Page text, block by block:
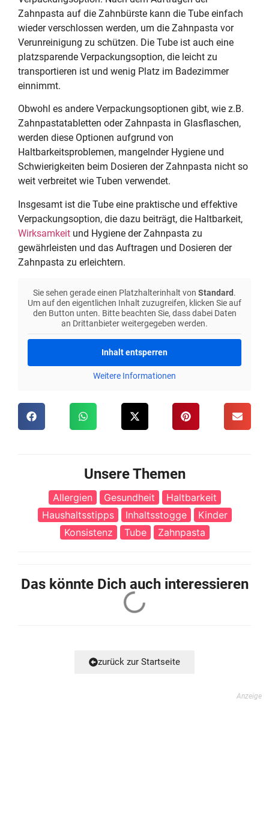
Zahnpasta auf die Zahnbürste kann die Tube einfach
wieder verschlossen werden, um die Zahnpasta vor
Verunreinigung zu schützen. Die Tube ist auch eine
platzsparende Verpackungsoption, die leicht zu
transportieren ist und wenig Platz im Badezimmer
einnimmt.
Obwohl es andere Verpackungsoptionen gibt, wie z.B.
Zahnpastatabletten oder Zahnpasta in Glasflaschen,
werden diese Optionen aufgrund von
Haltbarkeitsproblemen, mangelnder Hygiene und
Schwierigkeiten beim Dosieren der Zahnpasta nicht so
weit verbreitet wie Tuben verwendet.
Insgesamt ist die Tube eine praktische und effektive
Verpackungsoption, die dazu beiträgt, die Haltbarkeit,
Wirksamkeit und Hygiene der Zahnpasta zu
gewährleisten und das Auftragen und Dosieren der
Zahnpasta zu erleichtern.
Sie sehen gerade einen Platzhalterinhalt von Standard .
Um auf den eigentlichen Inhalt zuzugreifen, klicken Sie auf
den Button unten. Bitte beachten Sie, dass dabei Daten
an Drittanbieter weitergegeben werden.
Inhalt entsperren
Weitere Informationen
Unsere Themen
Allergien Gesundheit
Haltbarkeit
Haushaltsstipps
Inhaltsstogge
Kinder
Konsistenz
Tube Zahnpasta
Das könnte Dich auch interessieren